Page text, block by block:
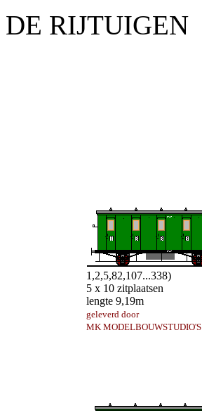
DE RIJTUIGEN
1,2,5,82,107...338)
5 x 10 zitplaatsen
lengte 9,19m
geleverd door
MK MODELBOUWSTUDIO'S